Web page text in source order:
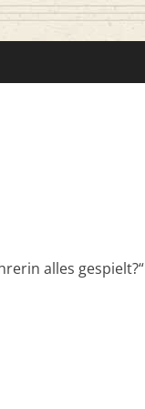
alles gespielt?“